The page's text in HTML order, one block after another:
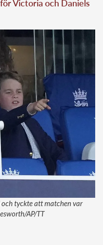
Victoria och Daniels
och tyckte att matchen var
AP/TT